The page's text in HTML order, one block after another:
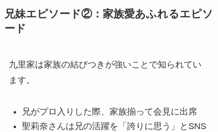
兄妹エピソード②：家族愛あふれるエピソ
ード
九里家は家族の結びつきが強いことで知られてい
ます。
兄がプロ入りした際、家族揃って会見に出席
聖莉奈さんは兄の活躍を「誇りに思う」とSNS